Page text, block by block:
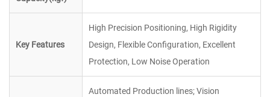
Key Features
High Precision Positioning, High Rigidity
Design, Flexible Configuration, Excellent
Protection, Low Noise Operation
Automated Production lines; Vision